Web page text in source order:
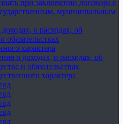
при заключении договора с
муниципальным
о расходах, об
обязательствах
характера
о доходах, о расходах, об
и обязательствах
характера